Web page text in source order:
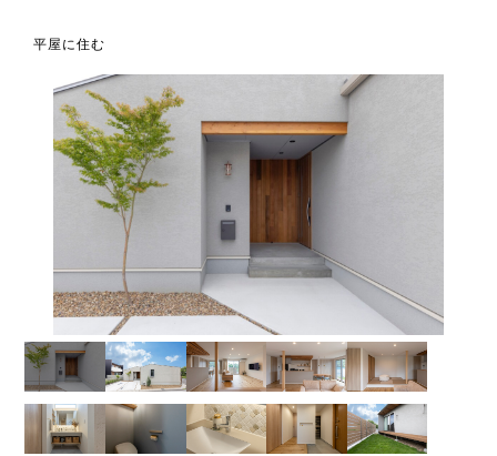
平屋に住む